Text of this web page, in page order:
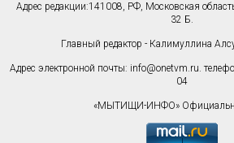
Адрес редакции:141008, РФ, Московская
32 Б.
Главный редактор - Калимуллина
Адрес электронной почты: info@onetvm.ru.
04
«МЫТИЩИ-ИНФО»